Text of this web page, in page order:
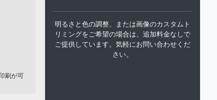
刷が可
明るさと色の調整、または画像のカスタムト
リミングをご希望の場合は、追加料金なしで
ご提供しています。気軽にお問い合わせくだ
さい。